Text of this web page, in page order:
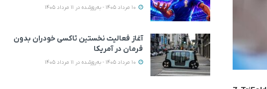
آغاز فعالیت نخستین تاکسی خودران بدون
فرمان در آمریکا